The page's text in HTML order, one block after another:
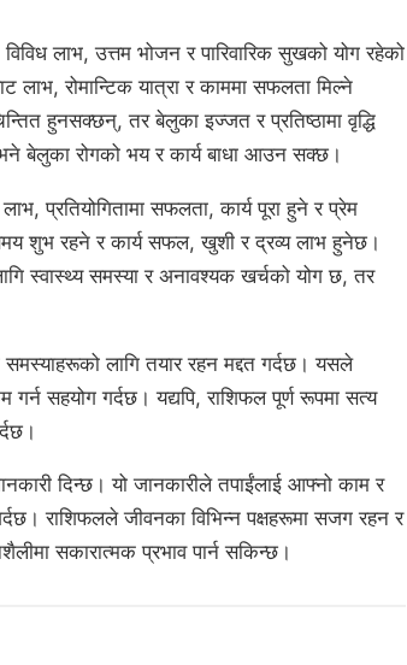
विविध लाभ, उत्तम भोजन र पारिवारिक सुखको योग रहेको
लाभ, रोमान्टिक यात्रा र काममा सफलता मिल्ने
हुनसक्छन्, तर बेलुका इज्जत र प्रतिष्ठामा वृद्धि
बेलुका रोगको भय र कार्य बाधा आउन सक्छ।
प्रतियोगितामा सफलता, कार्य पूरा हुने र प्रेम
शुभ रहने र कार्य सफल, खुशी र द्रव्य लाभ हुनेछ।
स्वास्थ्य समस्या र अनावश्यक खर्चको योग छ, तर
लागि तयार रहन मद्दत गर्दछ। यसले
सहयोग गर्दछ। यद्यपि, राशिफल पूर्ण रूपमा सत्य
दिन्छ। यो जानकारीले तपाईंलाई आफ्नो काम र
राशिफलले जीवनका विभिन्न पक्षहरूमा सजग रहन र
सकारात्मक प्रभाव पार्न सकिन्छ।